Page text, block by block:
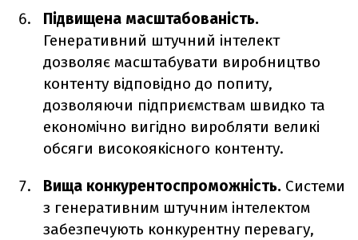
Підвищена масштабованість.
Генеративний штучний інтелект
дозволяє масштабувати виробництво
контенту відповідно до попиту,
дозволяючи підприємствам швидко та
економічно вигідно виробляти великі
обсяги високоякісного контенту.
Вища конкурентоспроможність. Системи
з генеративним штучним інтелектом
забезпечують конкурентну перевагу,